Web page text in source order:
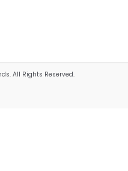
All Rights Reserved.